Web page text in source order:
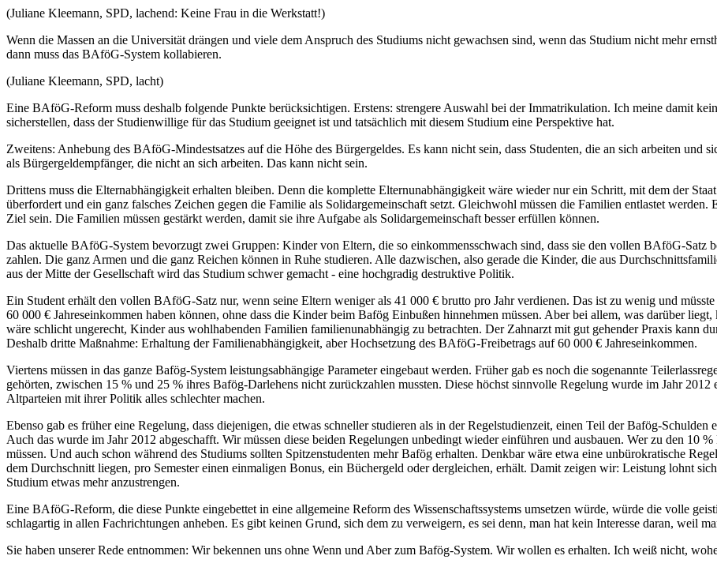
(Juliane Kleemann, SPD, lachend: Keine Frau in die Werkstatt!)
Wenn die Massen an die Universität drängen und viele dem Anspruch des Studiums nicht gewachsen sind, wenn das Studium nicht mehr
dann muss das BAföG-System kollabieren.
(Juliane Kleemann, SPD, lacht)
Eine BAföG-Reform muss deshalb folgende Punkte berücksichtigen. Erstens: strengere Auswahl bei der Immatrikulation. Ich meine damit
sicherstellen, dass der Studienwillige für das Studium geeignet ist und tatsächlich mit diesem Studium eine Perspektive hat.
Zweitens: Anhebung des BAföG-Mindestsatzes auf die Höhe des Bürgergeldes. Es kann nicht sein, dass Studenten, die an sich arbeiten und
als Bürgergeldempfänger, die nicht an sich arbeiten. Das kann nicht sein.
Drittens muss die Elternabhängigkeit erhalten bleiben. Denn die komplette Elternunabhängigkeit wäre wieder nur ein Schritt, mit dem der
überfordert und ein ganz falsches Zeichen gegen die Familie als Solidargemeinschaft setzt. Gleichwohl müssen die Familien entlastet werden.
Ziel sein. Die Familien müssen gestärkt werden, damit sie ihre Aufgabe als Solidargemeinschaft besser erfüllen können.
Das aktuelle BAföG-System bevorzugt zwei Gruppen: Kinder von Eltern, die so einkommensschwach sind, dass sie den vollen BAföG-Satz
zahlen. Die ganz Armen und die ganz Reichen können in Ruhe studieren. Alle dazwischen, also gerade die Kinder, die aus
aus der Mitte der Gesellschaft wird das Studium schwer gemacht - eine hochgradig destruktive Politik.
Ein Student erhält den vollen BAföG-Satz nur, wenn seine Eltern weniger als 41 000 € brutto pro Jahr verdienen. Das ist zu wenig und
60 000 € Jahreseinkommen haben können, ohne dass die Kinder beim Bafög Einbußen hinnehmen müssen. Aber bei allem, was darüber
wäre schlicht ungerecht, Kinder aus wohlhabenden Familien familienunabhängig zu betrachten. Der Zahnarzt mit gut gehender Praxis kann
Deshalb dritte Maßnahme: Erhaltung der Familienabhängigkeit, aber Hochsetzung des BAföG-Freibetrags auf 60 000 € Jahreseinkommen.
Viertens müssen in das ganze Bafög-System leistungsabhängige Parameter eingebaut werden. Früher gab es noch die sogenannte
gehörten, zwischen 15 % und 25 % ihres Bafög-Darlehens nicht zurückzahlen mussten. Diese höchst sinnvolle Regelung wurde im Jahr
Altparteien mit ihrer Politik alles schlechter machen.
Ebenso gab es früher eine Regelung, dass diejenigen, die etwas schneller studieren als in der Regelstudienzeit, einen Teil der Bafög-
Auch das wurde im Jahr 2012 abgeschafft. Wir müssen diese beiden Regelungen unbedingt wieder einführen und ausbauen. Wer zu den 10
müssen. Und auch schon während des Studiums sollten Spitzenstudenten mehr Bafög erhalten. Denkbar wäre etwa eine unbürokratische
dem Durchschnitt liegen, pro Semester einen einmaligen Bonus, ein Büchergeld oder dergleichen, erhält. Damit zeigen wir: Leistung lohnt
Studium etwas mehr anzustrengen.
Eine BAföG-Reform, die diese Punkte eingebettet in eine allgemeine Reform des Wissenschaftssystems umsetzen würde, würde die volle
schlagartig in allen Fachrichtungen anheben. Es gibt keinen Grund, sich dem zu verweigern, es sei denn, man hat kein Interesse daran, weil
Sie haben unserer Rede entnommen: Wir bekennen uns ohne Wenn und Aber zum Bafög-System. Wir wollen es erhalten. Ich weiß nicht,